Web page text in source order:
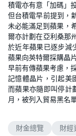
積電亦有意「加碼」
但台積電早前提到，
未必能滿足到蘋果，
爾亦計劃在亞利桑那
於近年蘋果已逐步減
蘋果向英特爾採購晶
早前有傳蘋果考慮，
記憶體晶片，引起美
而蘋果亦隨即叫停計
月，被列入貿易黑名
財金總覽 財經